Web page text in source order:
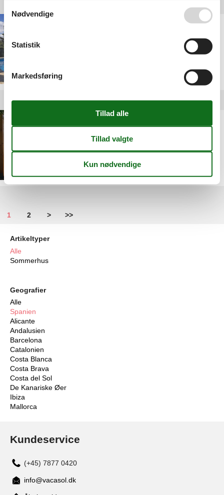
1 2 > >>
Artikeltyper
Alle
Sommerhus
Geografier
Alle
Spanien
Alicante
Andalusien
Barcelona
Catalonien
Costa Blanca
Costa Brava
Costa del Sol
De Kanariske Øer
Ibiza
Mallorca
Kundeservice
(+45) 7877 0420
info@vacasol.dk
Nødvendige
Statistik
Markedsføring